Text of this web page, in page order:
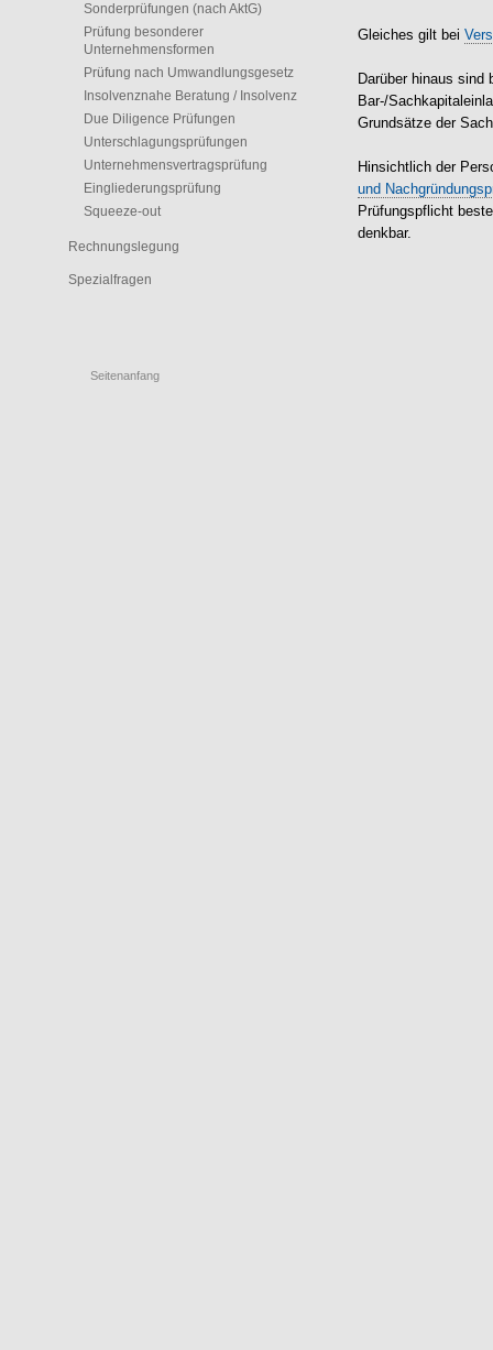
Sonderprüfungen (nach AktG)
Prüfung besonderer
Unternehmensformen
Prüfung nach Umwandlungsgesetz
Insolvenznahe Beratung / Insolvenz
Due Diligence Prüfungen
Unterschlagungsprüfungen
Unternehmensvertragsprüfung
Eingliederungsprüfung
Squeeze-out
Rechnungslegung
Spezialfragen
Gleiches gilt bei
Darüber hinaus sind
Bar-/
Grundsätze der
Hinsichtlich der
und
Prüfungspflicht
denkbar.
Seitenanfang